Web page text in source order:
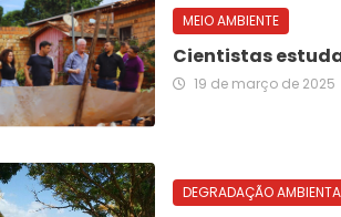
MEIO AMBIENTE
Cientistas
19 de março de 2025
DEGRADAÇÃO